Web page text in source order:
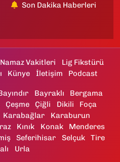
Son Dakika Haberleri
Vakitleri
Lig Fikstürü
Künye İletişim Podcast
Bayraklı
Bergama
Çeşme Çiğli Dikili
Foça
Karabağlar
Karaburun
Kınık Konak
Menderes
Seferihisar Selçuk
Tire
Urla